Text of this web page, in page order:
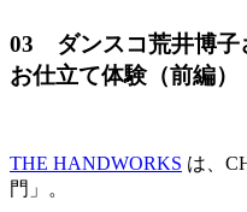
03 ダンスコ荒井博子
お仕立て体験（前編）
THE HANDWORKS は、
門」。